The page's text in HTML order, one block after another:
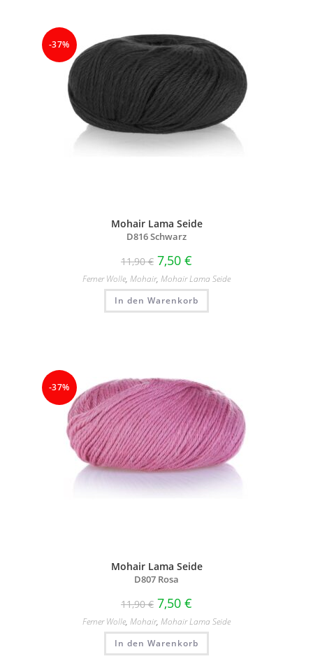
-37%
Mohair Lama Seide
D816 Schwarz
11,90€ 7,50 €
Ferner Wolle, Mohair, Mohair Lama Seide
In den Warenkorb
-37%
Mohair Lama Seide
D807 Rosa
11,90€ 7,50 €
Ferner Wolle, Mohair, Mohair Lama Seide
In den Warenkorb